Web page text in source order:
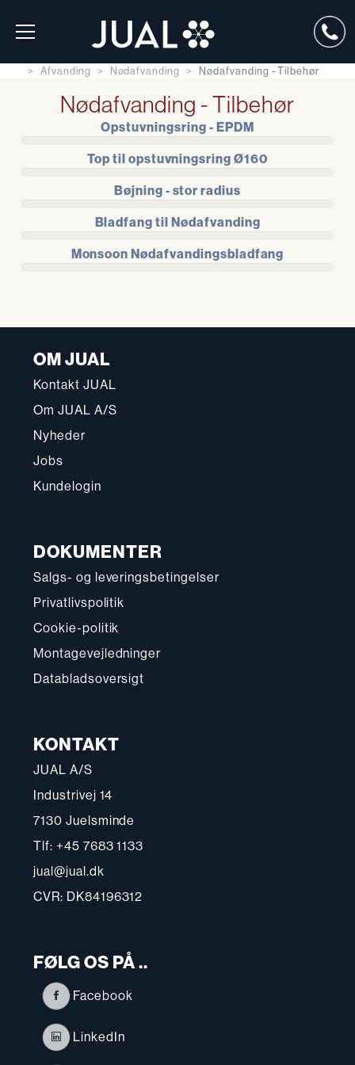
Afvanding Nødafvanding Nødafvanding - Tilbehør
Nødafvanding - Tilbehør
Opstuvningsring - EPDM
Top til opstuvningsring Ø160
Bøjning - stor radius
Bladfang til Nødafvanding
Monsoon Nødafvandingsbladfang
OM JUAL
Kontakt JUAL
Om JUAL A/S
Nyheder
Jobs
Kundelogin
DOKUMENTER
Salgs- og leveringsbetingelser
Privatlivspolitik
Cookie-politik
Montagevejledninger
Databladsoversigt
KONTAKT
JUAL A/S
Industrivej 14
7130 Juelsminde
Tlf: +45 7683 1133
jual@jual.dk
CVR: DK84196312
FØLG OS PÅ ..
Facebook
LinkedIn